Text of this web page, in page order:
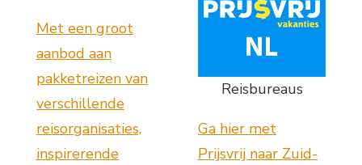
Met een groot
aanbod aan
pakketreizen van
verschillende
reisorganisaties,
inspirerende
Reisbureaus
Ga hier met
Prijsvrij naar Zuid-